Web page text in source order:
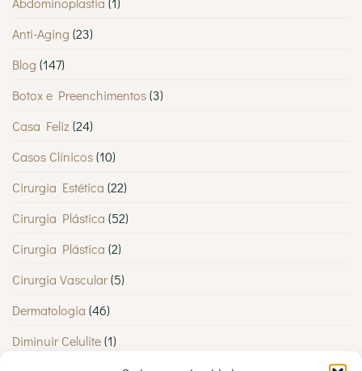
Anti-Aging (23)
Blog (147)
Botox e Preenchimentos(3)
Casa Feliz (24)
Casos Clínicos(10)
Cirurgia Estética (22)
Cirurgia Plástica (52)
Cirurgia Plástica (2)
Cirurgia Vascular(5)
Dermatologia (46)
Diminuir Celulite(1)